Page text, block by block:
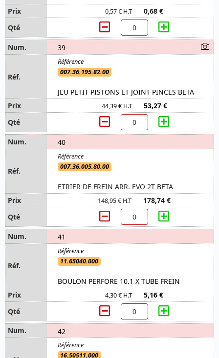
0,57 € H.T 0,68 €
39
007.36.195.82.00
JEU PETIT PISTONS ET JOINT PINCES BETA
44,39 € H.T 53,27 €
40
007.36.005.80.00
ETRIER DE FREIN ARR. EVO 2T BETA
148,95 € H.T 178,74 €
41
11.65040.000
BOULON PERFORE 10.1 X TUBE FREIN
4,30 € H.T 5,16 €
42
16.50511.000